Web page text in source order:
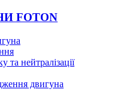
FOTON
та нейтралізації
двигуна